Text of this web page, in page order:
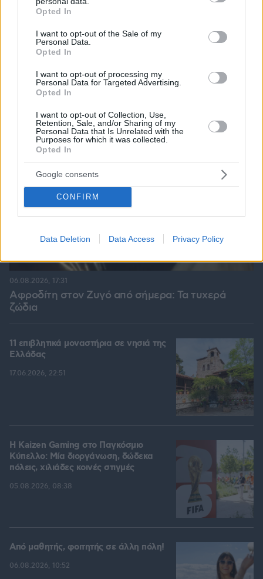
grant or deny consent to Google and its third-party tags to
use your data for below specified purposes in below Google
consent section.
Opted In
I want to opt-out of the Sale of my
Personal Data.
Opted In
I want to opt-out of processing my
Personal Data for Targeted Advertising.
Opted In
I want to opt-out of Collection, Use,
Retention, Sale, and/or Sharing of my
Personal Data that Is Unrelated with the
Purposes for which it was collected.
Opted In
Google consents
CONFIRM
Data Deletion Data Access Privacy Policy
Αφροδίτη στον Ζυγό από σήμερα: Τα τυχερά
ζώδια
06.08.2026, 17:31
11 επιβλητικά μοναστήρια σε νησιά της
Ελλάδας
17.06.2026, 22:51
H Kaizen Gaming στο Παγκόσμιο
Kύπελλο: Μία διοργάνωση, δώδεκα
πόλεις, χιλιάδες κοινές στιγμές
05.08.2026, 08:38
Από μαθητής, φοιτητής σε άλλη πόλη!
06.08.2026, 10:52